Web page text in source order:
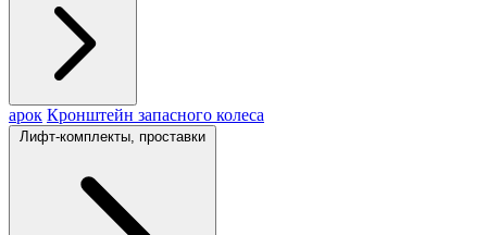
арок Кронштейн запасного колеса
Лифт-комплекты, проставки